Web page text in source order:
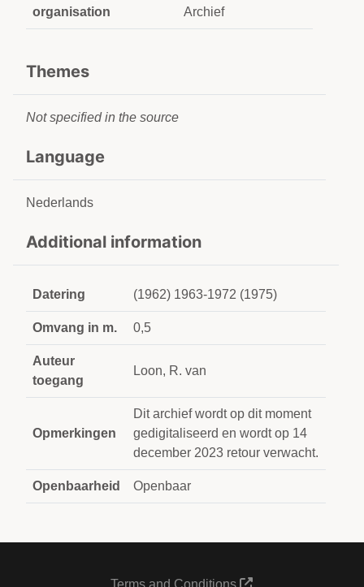
organisation
Archief
Themes
Not specified in the source
Language
Nederlands
Additional information
Datering (1962) 1963-1972 (1975)
Omvang in m. 0,5
Auteur
toegang
Loon, R. van
Opmerkingen
Dit archief wordt op dit moment
gedigitaliseerd en wordt op 14
december 2023 retour verwacht.
Openbaarheid Openbaar
Terms and Conditions